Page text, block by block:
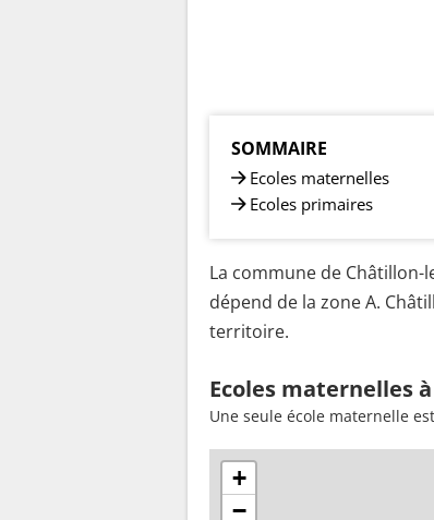
SOMMAIRE
Ecoles maternelles
Ecoles primaires
La commune de Châtillon-
dépend de la zone A.
territoire.
Ecoles maternelles
Une seule école maternelle
+
−